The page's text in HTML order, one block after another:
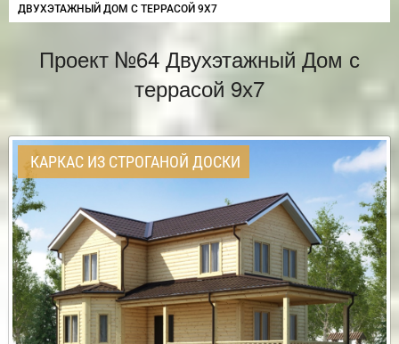
CURRENT:
ДВУХЭТАЖНЫЙ ДОМ С ТЕРРАСОЙ 9Х7
Проект №64 Двухэтажный Дом с
террасой 9х7
КАРКАС ИЗ СТРОГАНОЙ ДОСКИ